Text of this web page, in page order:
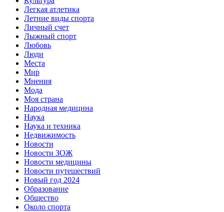
Легкая атлетика
Летние виды спорта
Личный счет
Лыжный спорт
Любовь
Люди
Места
Мир
Мнения
Мода
Моя страна
Народная медицина
Наука
Наука и техника
Недвижимость
Новости
Новости ЗОЖ
Новости медицины
Новости путешествий
Новый год 2024
Образование
Общество
Около спорта